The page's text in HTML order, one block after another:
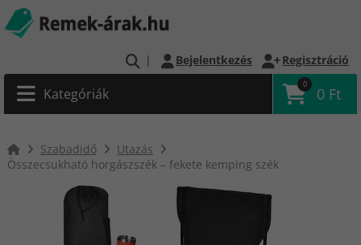
| Bejelentkezés Regisztráció
Kategóriák
0
0 Ft
Szabadidő
Utazás
Összecsukható horgászszék – fekete kemping szék